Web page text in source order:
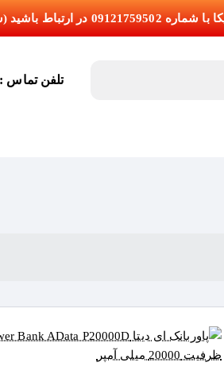
تلفن تماس : 57129 - 021